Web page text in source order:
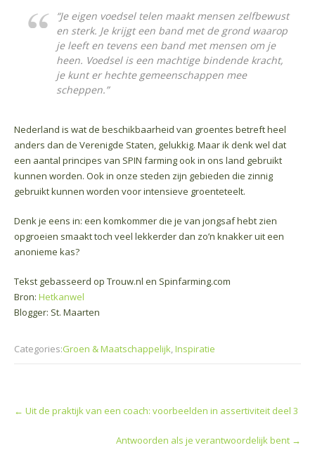
“Je eigen voedsel telen maakt mensen zelfbewust
en sterk. Je krijgt een band met de grond waarop
je leeft en tevens een band met mensen om je
heen. Voedsel is een machtige bindende kracht,
je kunt er hechte gemeenschappen mee
scheppen.”
Nederland is wat de beschikbaarheid van groentes betreft heel
anders dan de Verenigde Staten, gelukkig. Maar ik denk wel dat
een aantal principes van SPIN farming ook in ons land gebruikt
kunnen worden. Ook in onze steden zijn gebieden die zinnig
gebruikt kunnen worden voor intensieve groenteteelt.
Denk je eens in: een komkommer die je van jongsaf hebt zien
opgroeien smaakt toch veel lekkerder dan zo’n knakker uit een
anonieme kas?
Tekst gebasseerd op Trouw.nl en Spinfarming.com
Bron: Hetkanwel
Blogger: St. Maarten
Categories:Groen & Maatschappelijk Inspiratie
navigation
← Uit de praktijk van een coach: voorbeelden in assertiviteit deel 3
Antwoorden als je verantwoordelijk bent →